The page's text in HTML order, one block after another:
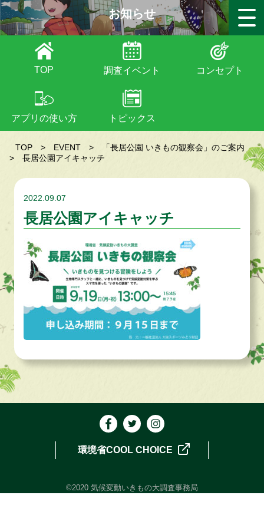
お知らせ
TOP 調査イベント コンセプト
アプリの使い方 トピックス
TOP > EVENT >
「長居公園 いきもの観察会」のご案内
>
長居公園アイキャッチ
2022.09.07
長居公園アイキャッチ
環境省COOL CHOICE
©2020 気候変動いきもの大調査事務局